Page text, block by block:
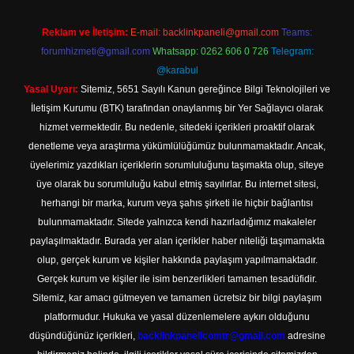
Reklam ve İletişim: E-mail: backlinkpaneli@gmail.com Teams:
forumhizmeti@gmail.com Whatsapp: 0262 606 0 726 Telegram:
@karabul
Yasal Uyarı: Sitemiz, 5651 Sayılı Kanun gereğince Bilgi Teknolojileri ve
İletişim Kurumu (BTK) tarafından onaylanmış bir Yer Sağlayıcı olarak
hizmet vermektedir. Bu nedenle, sitedeki içerikleri proaktif olarak
denetleme veya araştırma yükümlülüğümüz bulunmamaktadır. Ancak,
üyelerimiz yazdıkları içeriklerin sorumluluğunu taşımakta olup, siteye
üye olarak bu sorumluluğu kabul etmiş sayılırlar. Bu internet sitesi,
herhangi bir marka, kurum veya şahıs şirketi ile hiçbir bağlantısı
bulunmamaktadır. Sitede yalnızca kendi hazırladığımız makaleler
paylaşılmaktadır. Burada yer alan içerikler haber niteliği taşımamakta
olup, gerçek kurum ve kişiler hakkında paylaşım yapılmamaktadır.
Gerçek kurum ve kişiler ile isim benzerlikleri tamamen tesadüfidir.
Sitemiz, kar amacı gütmeyen ve tamamen ücretsiz bir bilgi paylaşım
platformudur. Hukuka ve yasal düzenlemelere aykırı olduğunu
düşündüğünüz içerikleri, backlinkpanelicomtr@gmail.com adresine